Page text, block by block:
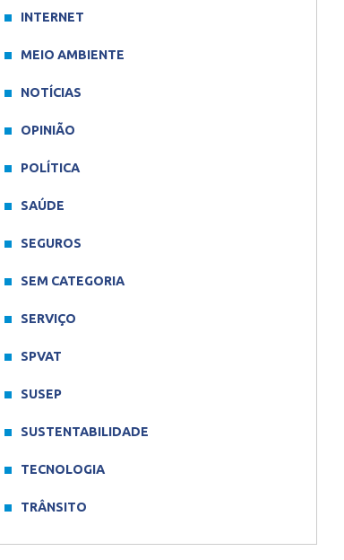
INTERNET
MEIO AMBIENTE
NOTÍCIAS
OPINIÃO
POLÍTICA
SAÚDE
SEGUROS
SEM CATEGORIA
SERVIÇO
SPVAT
SUSEP
SUSTENTABILIDADE
TECNOLOGIA
TRÂNSITO